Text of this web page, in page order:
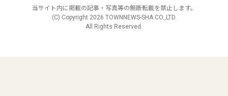
当サイト内に掲載の記事・写真等の無断転載を禁止します。
(C) Copyright 2026 TOWNNEWS-SHA CO.,LTD.
All Rights Reserved.